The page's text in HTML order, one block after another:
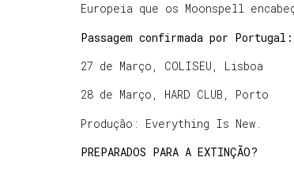
Europeia que os Moonspell
Passagem confirmada por Portugal:
27 de Março, COLISEU, Lisboa
28 de Março, HARD CLUB, Porto
Produção: Everything Is New.
PREPARADOS PARA A EXTINÇÃO?